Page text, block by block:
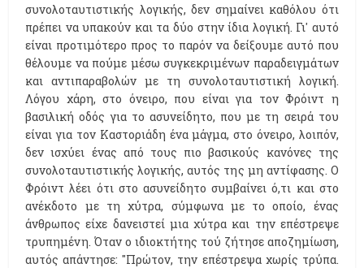
συνολοταυτιστικής λογικής, δεν σημαίνει καθόλου ότι
πρέπει να υπακούν και τα δύο στην ίδια λογική. Γι' αυτό
είναι προτιμότερο προς το παρόν να δείξουμε αυτό που
θέλουμε να πούμε μέσω συγκεκριμένων παραδειγμάτων
και αντιπαραβολών με τη συνολοταυτιστική λογική.
Λόγου χάρη, στο όνειρο, που είναι για τον Φρόιντ η
βασιλική οδός για το ασυνείδητο, που με τη σειρά του
είναι για τον Καστοριάδη ένα μάγμα, στο όνειρο, λοιπόν,
δεν ισχύει ένας από τους πιο βασικούς κανόνες της
συνολοταυτιστικής λογικής, αυτός της μη αντίφασης. Ο
Φρόιντ λέει ότι στο ασυνείδητο συμβαίνει ό,τι και στο
ανέκδοτο με τη χύτρα, σύμφωνα με το οποίο, ένας
άνθρωπος είχε δανειστεί μια χύτρα και την επέστρεψε
τρυπημένη. Όταν ο ιδιοκτήτης τού ζήτησε αποζημίωση,
αυτός απάντησε: "Πρώτον, την επέστρεψα χωρίς τρύπα.